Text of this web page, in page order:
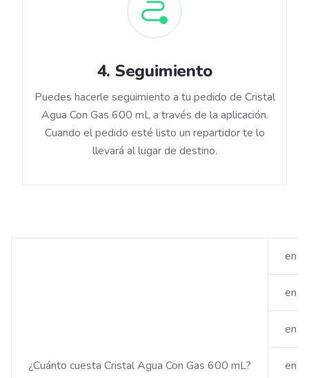
4. Seguimiento
Puedes hacerle seguimiento a tu pedido de Cristal
Agua Con Gas 600 mL a través de la aplicación.
Cuando el pedido esté listo un repartidor te lo
llevará al lugar de destino.
¿Cuánto cuesta Cristal Agua Con Gas 600 mL?
en
en
en
en